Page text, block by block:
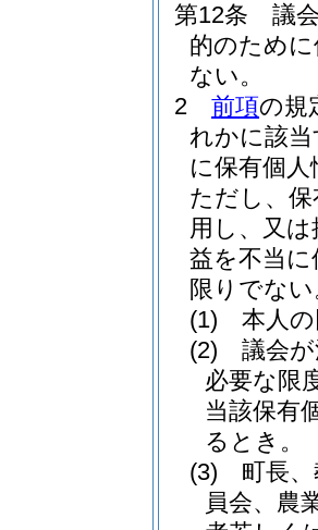
第12条
議
的のため
ない。
2
前項の規
れかに該
に保有個
ただし、
用し、又
益を不当
限りでな
(1)
本人
(2)
議会
必要な限
当該保有
るとき。
(3)
町長
員会、農